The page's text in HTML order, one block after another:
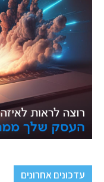
עדכונים אחרונים